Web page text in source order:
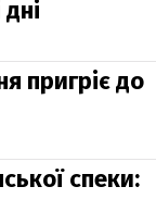
пригріє до
спеки: